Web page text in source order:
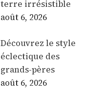
terre irrésistible
août 6, 2026
Découvrez le style
éclectique des
grands-pères
août 6, 2026